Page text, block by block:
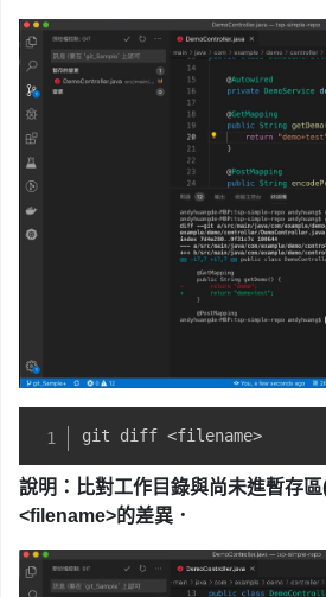
git diff <filename>
說明：比對工作目錄與尚未進暫存區
<filename>的差異 ．